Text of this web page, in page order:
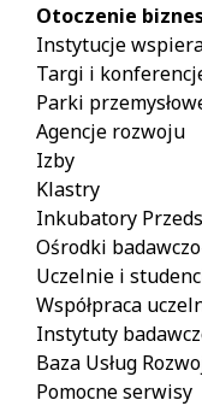
Otoczenie
Instytucje
Targi i
Parki
Agencje rozwoju
Izby
Klastry
Inkubatory
Ośrodki
Uczelnie i
Współpraca
Instytuty
Baza Usług
Pomocne serwisy